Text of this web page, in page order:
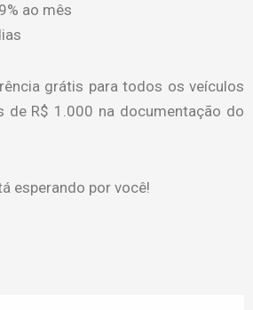
ao mês
grátis para todos os veículos
de R$ 1.000 na documentação do
esperando por você!